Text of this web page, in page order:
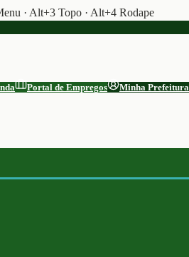
· Alt+3 Topo · Alt+4 Rodape
Portal de Empregos Minha Prefeitura